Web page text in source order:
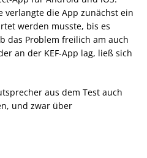
verlangte die App zunächst ein
werden musste, bis es
das Problem freilich am auch
an der KEF-App lag, ließ sich
aus dem Test auch
und zwar über